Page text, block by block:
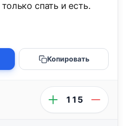
спать и есть.
Копировать
115